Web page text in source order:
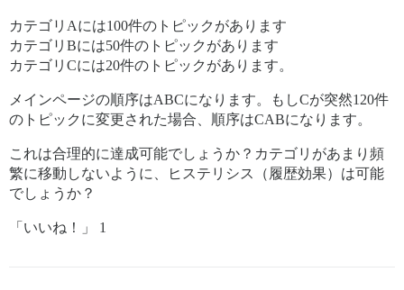
カテゴリAには100件のトピックがあります
カテゴリBには50件のトピックがあります
カテゴリCには20件のトピックがあります。
メインページの順序はABCになります。もしCが突然120件
のトピックに変更された場合、順序はCABになります。
これは合理的に達成可能でしょうか？カテゴリがあまり頻
繁に移動しないように、ヒステリシス（履歴効果）は可能
でしょうか？
「いいね！」 1